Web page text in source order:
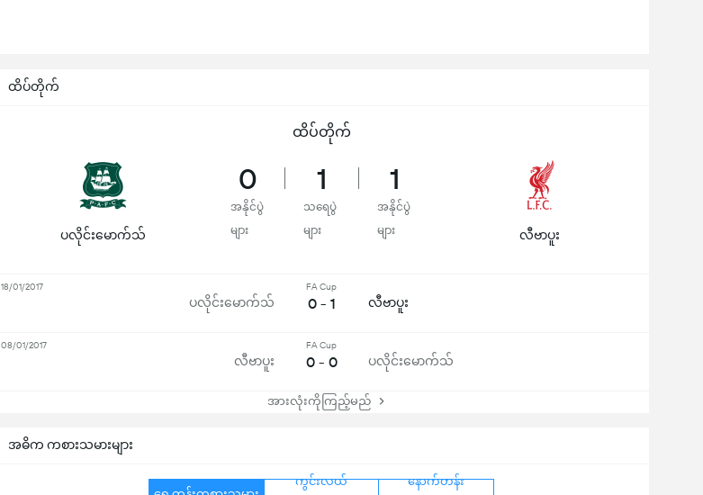
အဓိက ကစားသမားများ
ကွင်းလယ်
နောက်တန်း
ထိပ်တိုက်
ထိပ်တိုက်
ပလိုင်းမောက်သ်
0
အနိုင်ပွဲ
များ
1
သရေပွဲ
များ
1
အနိုင်ပွဲ
များ
လီဗာပူး
ပလိုင်းမောက်သ်
FA Cup
0 - 1 လီဗာပူး
18/01/2017
လီဗာပူး
FA Cup
0 - 0 ပလိုင်းမောက်သ်
08/01/2017
အားလုံးကိုကြည့်မည်